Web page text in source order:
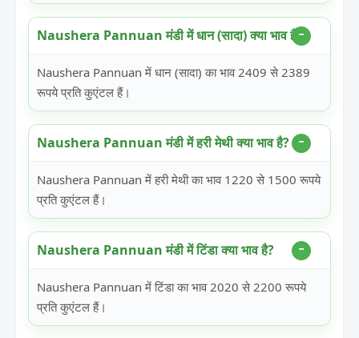
Naushera Pannuan मंडी में धान (सादा) क्या भाव है?
Naushera Pannuan में धान (सादा) का भाव 2409 से 2389
रूपये प्रति कुएंटल हैं।
Naushera Pannuan मंडी में हरी मेथी क्या भाव है?
Naushera Pannuan में हरी मेथी का भाव 1220 से 1500 रूपये
प्रति कुएंटल हैं।
Naushera Pannuan मंडी में टिंडा क्या भाव है?
Naushera Pannuan में टिंडा का भाव 2020 से 2200 रूपये
प्रति कुएंटल हैं।